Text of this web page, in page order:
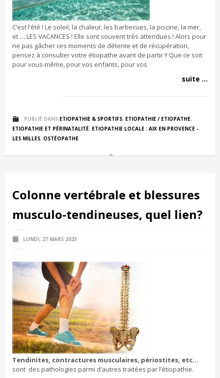
C’est l’été ! Le soleil, la chaleur, les barbecues, la piscine, la mer,
et … LES VACANCES ! Elle sont souvent très attendues ! Alors pour
ne pas gâcher ces moments de détente et de récupération,
pensez à consulter votre étiopathe avant de partir !! Que ce soit
pour vous-même, pour vos enfants, pour vos
suite ...
PUBLIÉ DANS ETIOPATHIE & SPORTIFS, ETIOPATHIE / ETIOPATHE,
ETIOPATHIE ET PÉRINATALITÉ, ETIOPATHIE LOCALE : AIX EN PROVENCE -
LES MILLES, OSTÉOPATHE
Colonne vertébrale et blessures
musculo-tendineuses, quel lien?
LUNDI, 27 MARS 2023
Tendinites, contractures musculaires, périostites, etc…
sont des pathologies parmi d’autres traitées par l’étiopathie.